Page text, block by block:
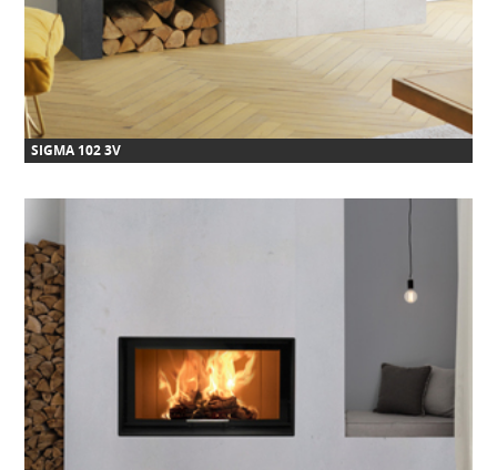
SIGMA 102 3V